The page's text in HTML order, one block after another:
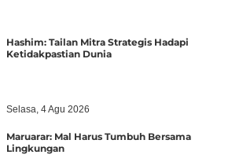
Hashim: Tailan Mitra Strategis Hadapi
Ketidakpastian Dunia
Selasa, 4 Agu 2026
Maruarar: Mal Harus Tumbuh Bersama
Lingkungan